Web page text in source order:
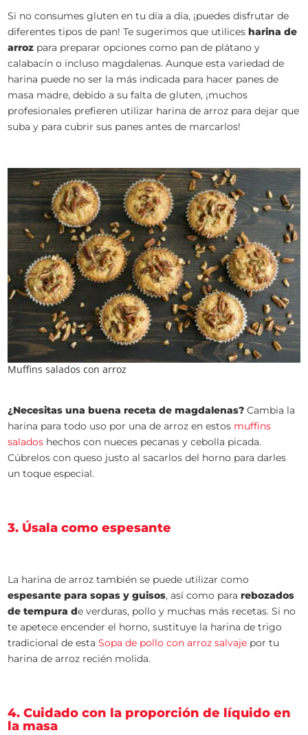
Si no consumes gluten en tu día a día, ¡puedes disfrutar de
diferentes tipos de pan! Te sugerimos que utilicesharina de
arroz para preparar opciones como pan de plátano y
calabacín o incluso magdalenas. Aunque esta variedad de
harina puede no ser la más indicada para hacer panes de
masa madre, debido a su falta de gluten, ¡muchos
profesionales prefieren utilizar harina de arroz para dejar que
suba y para cubrir sus panes antes de marcarlos!
Muffins salados con arroz
¿Necesitas una buena receta de magdalenas? Cambia la
harina para todo uso por una de arroz en estos muffins
salados hechos con nueces pecanas y cebolla picada.
Cúbrelos con queso justo al sacarlos del horno para darles
un toque especial.
3. Úsala como espesante
La harina de arroz también se puede utilizar como
espesante para sopas y guisos, así como para rebozados
de tempura de verduras, pollo y muchas más recetas. Si no
te apetece encender el horno, sustituye la harina de trigo
tradicional de estaSopa de pollo con arroz salvaje por tu
harina de arroz recién molida.
4. Cuidado con la proporción de líquido en
la masa